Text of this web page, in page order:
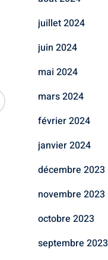
juillet 2024
juin 2024
mai 2024
mars 2024
février 2024
janvier 2024
décembre 2023
novembre 2023
octobre 2023
septembre 2023